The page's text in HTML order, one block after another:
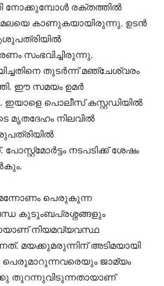
നോക്കുമ്പോള്‍ രക്തത്തില്‍
കാണുകയായിരുന്നു. ഉടന്‍
സംഭവിച്ചിരുന്നു.
തുടര്‍ന്ന് മഞ്ചേശ്വരം
ഈ സമയം ഉമര്‍
പൊലീസ് കസ്റ്റഡിയില്‍
നിലവില്‍
നടപടിക്ക് ശേഷം
പെരുകുന്ന
കുടുംബപ്രശ്നങ്ങളും
നിയമവ്യവസ്ഥ
മയക്കുമരുന്നിന് അടിമയായി
ജാമ്യം
തുറന്നുവിടുന്നതായാണ്